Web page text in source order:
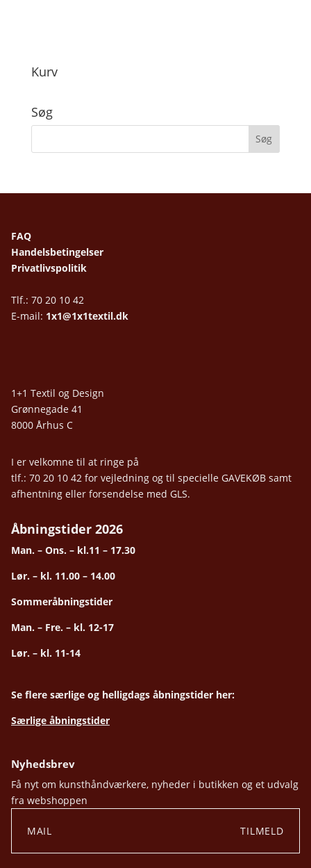
Kurv
Søg
FAQ
Handelsbetingelser
Privatlivspolitik
Tlf.: 70 20 10 42
E-mail: 1x1@1x1textil.dk
1+1 Textil og Design
Grønnegade 41
8000 Århus C
I er velkomne til at ringe på
tlf.: 70 20 10 42 for vejledning og til specielle GAVEKØB samt
afhentning eller forsendelse med GLS.
Åbningstider 2026
Man. – Ons. – kl.11 – 17.30
Lør. – kl. 11.00 – 14.00
Sommeråbningstider
Man. – Fre. – kl. 12-17
Lør. – kl. 11-14
Se flere særlige og helligdags åbningstider her:
Særlige åbningstider
Nyhedsbrev
Få nyt om kunsthåndværkere, nyheder i butikken og et udvalg
fra webshoppen
TILMELD